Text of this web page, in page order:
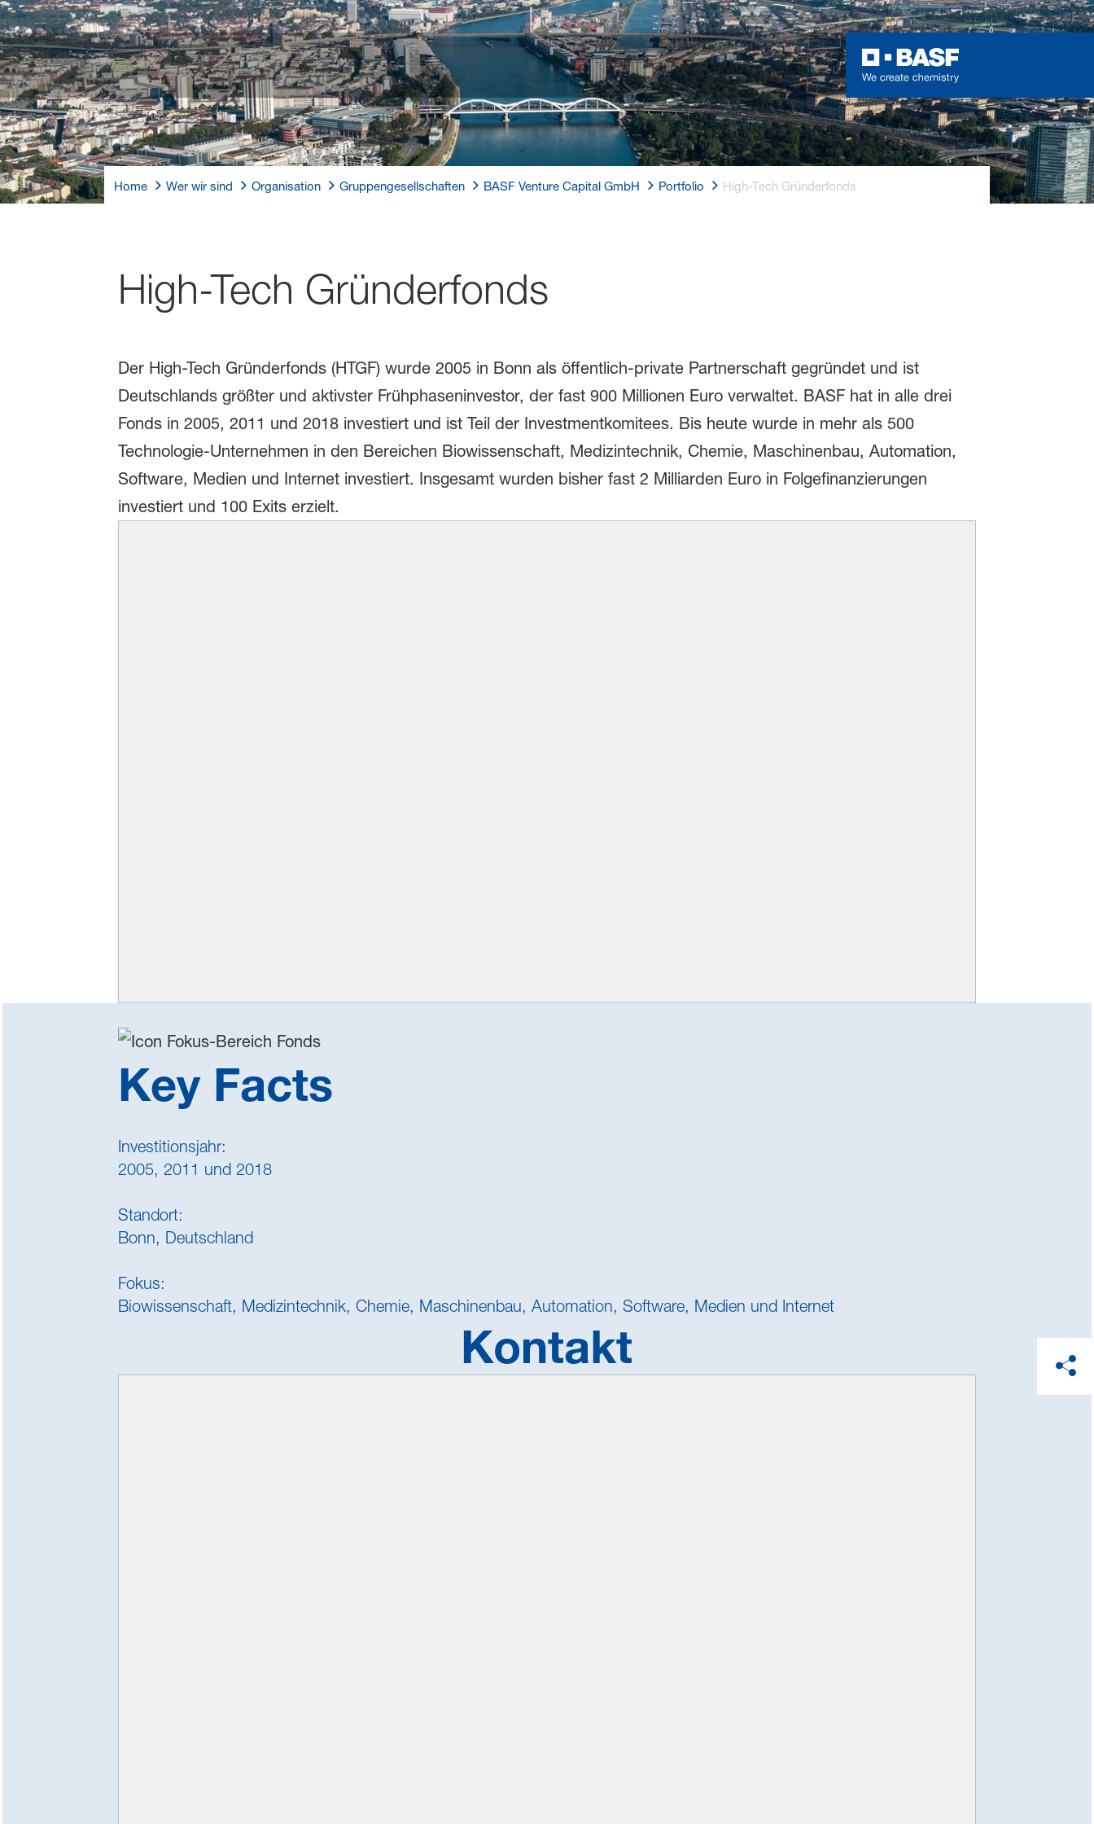
Home Wer wir sind Organisation Gruppengesellschaften BASF Venture Capital GmbH Portfolio High-Tech Gründerfonds
High-Tech Gründerfonds
Der High-Tech Gründerfonds (HTGF) wurde 2005 in Bonn als öffentlich-private Partnerschaft gegründet und ist
Deutschlands größter und aktivster Frühphaseninvestor, der fast 900 Millionen Euro verwaltet. BASF hat in alle drei
Fonds in 2005, 2011 und 2018 investiert und ist Teil der Investmentkomitees. Bis heute wurde in mehr als 500
Technologie-Unternehmen in den Bereichen Biowissenschaft, Medizintechnik, Chemie, Maschinenbau, Automation,
Software, Medien und Internet investiert. Insgesamt wurden bisher fast 2 Milliarden Euro in Folgefinanzierungen
investiert und 100 Exits erzielt.
Key Facts
Investitionsjahr:
2005, 2011 und 2018
Standort:
Bonn, Deutschland
Fokus:
Biowissenschaft, Medizintechnik, Chemie, Maschinenbau, Automation, Software, Medien und Internet
Kontakt